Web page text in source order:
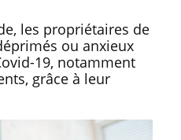
les propriétaires de
ou anxieux
19, notamment
grâce à leur